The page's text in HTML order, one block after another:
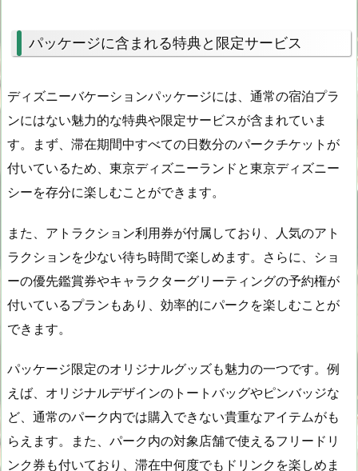
パッケージに含まれる特典と限定サービス
ディズニーバケーションパッケージには、通常の宿泊プラ
ンにはない魅力的な特典や限定サービスが含まれていま
す。まず、滞在期間中すべての日数分のパークチケットが
付いているため、東京ディズニーランドと東京ディズニー
シーを存分に楽しむことができます。
また、アトラクション利用券が付属しており、人気のアト
ラクションを少ない待ち時間で楽しめます。さらに、ショ
ーの優先鑑賞券やキャラクターグリーティングの予約権が
付いているプランもあり、効率的にパークを楽しむことが
できます。
パッケージ限定のオリジナルグッズも魅力の一つです。例
えば、オリジナルデザインのトートバッグやピンバッジな
ど、通常のパーク内では購入できない貴重なアイテムがも
らえます。また、パーク内の対象店舗で使えるフリードリ
ンク券も付いており、滞在中何度でもドリンクを楽しめま